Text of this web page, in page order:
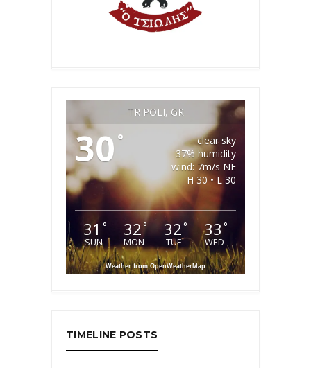
TRIPOLI, GR
30 °
clear sky
37% humidity
wind: 7m/s NE
H 30 • L 30
31 °
SUN
32°
MON
32°
TUE
33 °
WED
Weather from OpenWeatherMap
TIMELINE POSTS